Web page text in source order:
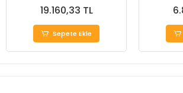
19.160,33 TL
Sepete Ekle